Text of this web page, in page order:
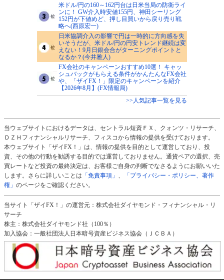
米ドル/円の160～162円台は日米当局の防衛ライ
ンに！ GW介入時安値155円、神田シーリング
152円が下値めど、押し目買いから戻り売り戦
略へ(西原宏一)
日米協調介入の影響で円は一時的に方向感を失
いそうだが、米ドル/円の円安トレンド継続は変
えない！9月日銀会合がターニングポイントと
なるか？(今井雅人)
FX会社のキャンペーンおすすめ10選！ キャッ
シュバックがもらえる条件がかんたんなFX会社
や、「ザイFX！」限定のキャンペーンを紹介
【2026年8月】(FX情報局)
>>人気記事一覧を見る
当ウェブサイトにおけるデータは、セントラル短資ＦＸ、クォンツ・リサーチ、
ＤＺＨフィナンシャルリサーチ、フィスコから情報の提供を受けております。
本ウェブサイト「ザイFX！」は、情報の提供を目的として運営しており、投
資、その他の行動を勧誘する目的では運営しておりません。通貨ペアの選択、売
買レートなど投資の最終決定は、お客様ご自身の判断でなさるようにお願いいた
します。さらに詳しいことは 「免責事項」
「プライバシー・ポリシー、著作
権」 のページをご確認ください。
当サイト「ザイFX！」の運営元：株式会社ダイヤモンド・フィナンシャル・リ
サーチ
株主：株式会社ダイヤモンド社（100％）
加入協会：一般社団法人日本暗号資産ビジネス協会（ＪＣＢＡ）